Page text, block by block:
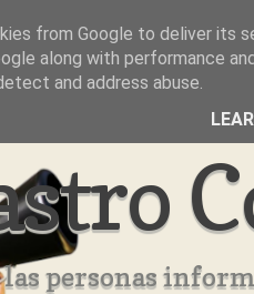
Quienes Somos ??
personas
from Google to deliver its
along with performance
and address abuse.